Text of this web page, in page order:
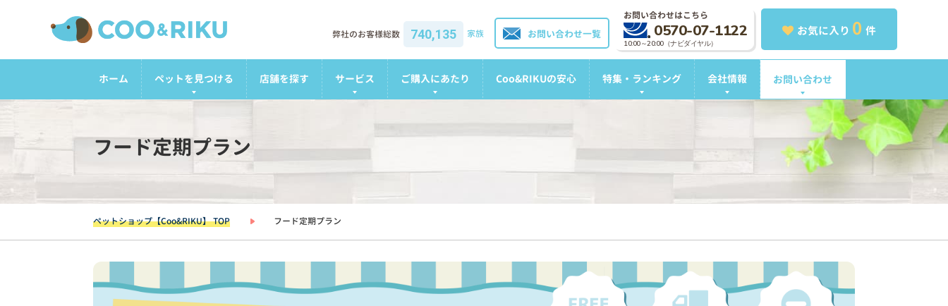
お気に入り 0 件
お問い合わせはこちら
0570-07-1122
10:00～20:00（ナビダイヤル）
お問い合わせ一覧
弊社のお客様総数 740,135 家族
ホーム ペットを見つける 店舗を探す サービス ご購入にあたり Coo&RIKUの安心 特集・ランキング 会社情報 お問い合わせ
フード定期プラン
ペットショップ【Coo&RIKU】 TOP フード定期プラン